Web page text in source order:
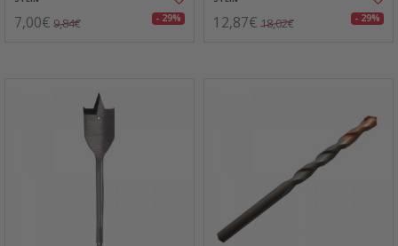
7,00€ 9,84€ - 29% 12,87€ 18,02€ - 29%